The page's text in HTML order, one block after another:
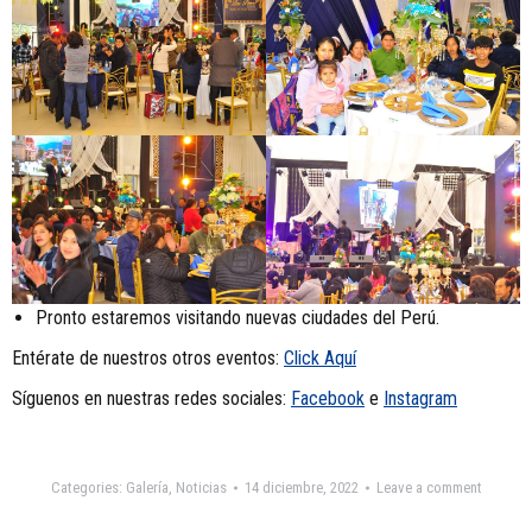
Pronto estaremos visitando nuevas ciudades del Perú.
Entérate de nuestros otros eventos: Click Aquí
Síguenos en nuestras redes sociales: Facebook e Instagram
Categories: Galería, Noticias 14 diciembre, 2022 Leave a comment